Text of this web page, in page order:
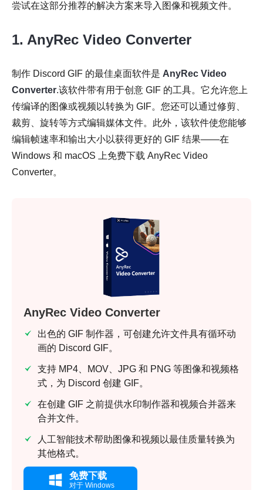
尝试在这部分推荐的解决方案来导入图像和视频文件。
1. AnyRec Video Converter
制作 Discord GIF 的最佳桌面软件是 AnyRec Video
Converter.该软件带有用于创意 GIF 的工具。它允许您上
传编译的图像或视频以转换为 GIF。您还可以通过修剪、
裁剪、旋转等方式编辑媒体文件。此外，该软件使您能够
编辑帧速率和输出大小以获得更好的 GIF 结果——在
Windows 和 macOS 上免费下载 AnyRec Video
Converter。
AnyRec Video Converter
出色的 GIF 制作器，可创建允许文件具有循环动
画的 Discord GIF。
支持 MP4、MOV、JPG 和 PNG 等图像和视频格
式，为 Discord 创建 GIF。
在创建 GIF 之前提供水印制作器和视频合并器来
合并文件。
人工智能技术帮助图像和视频以最佳质量转换为
其他格式。
免费下载
对于 Windows